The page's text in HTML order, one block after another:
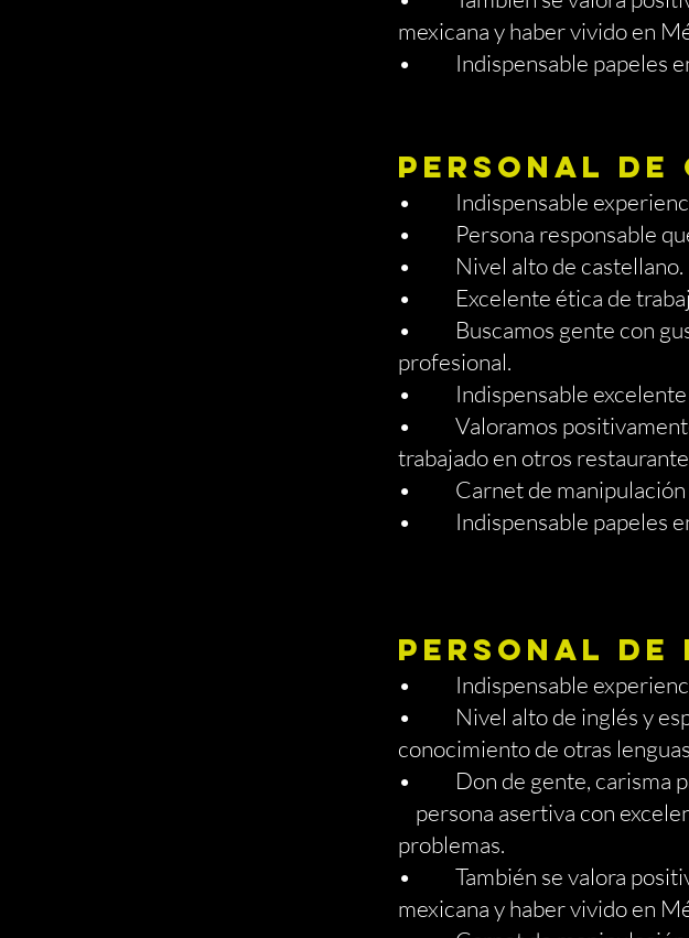
mexicana y haber vivido en
• Indispensable papeles
PERSONAL DE
• Indispensable
• Persona responsable que
• Nivel alto de castellano.
• Excelente ética de
• Buscamos gente con
profesional.
• Indispensable excelente
• Valoramos positivamente
trabajado en otros
• Carnet de manipulación
• Indispensable papeles
PERSONAL DE
• Indispensable
• Nivel alto de inglés y
conocimiento de otras
• Don de gente, carisma
persona asertiva con
problemas.
• También se valora
mexicana y haber vivido en